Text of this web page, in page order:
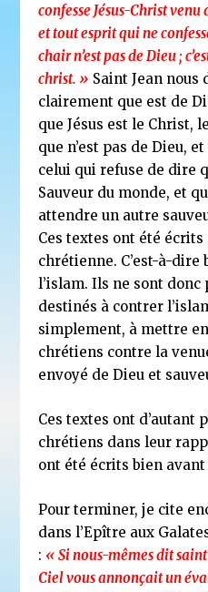
confesse Jésus-Christ
et tout esprit qui ne
chair n’est pas de Dieu ;
christ. » Saint Jean
clairement que est de
que Jésus est le Christ,
que n’est pas de Dieu,
celui qui refuse de dire
Sauveur du monde, et
attendre un autre
Ces textes ont été écrits
chrétienne. C’est-à-dire
l’islam. Ils ne sont donc
destinés à contrer
simplement, à mettre
chrétiens contre la
envoyé de Dieu et
Ces textes ont d’autant
chrétiens dans leur
ont été écrits bien
Pour terminer, je cite
dans l’Epître aux
: « Si nous-mêmes dit
Cielvous annonçait un